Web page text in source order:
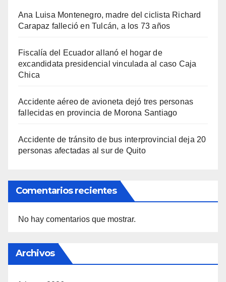
Ana Luisa Montenegro, madre del ciclista Richard
Carapaz falleció en Tulcán, a los 73 años
Fiscalía del Ecuador allanó el hogar de
excandidata presidencial vinculada al caso Caja
Chica
Accidente aéreo de avioneta dejó tres personas
fallecidas en provincia de Morona Santiago
Accidente de tránsito de bus interprovincial deja 20
personas afectadas al sur de Quito
Comentarios recientes
No hay comentarios que mostrar.
Archivos